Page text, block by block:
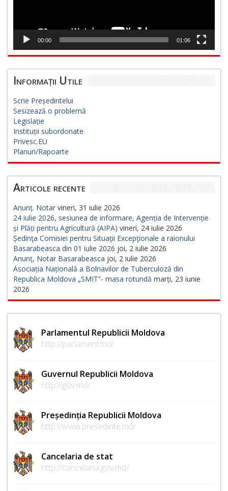
00:00 01:06
Informații Utile
Scrie Președintelui
Sesizează o problemă
Legislație
Instituții subordonate
Privesc.EU
Planuri/Rapoarte
Articole recente
Anunț. Notar vineri, 31 iulie 2026
24 iulie 2026, sesiunea de informare, Agenția de Intervenție
și Plăți pentru Agricultură (AIPA) vineri, 24 iulie 2026
Ședinţa Comisiei pentru Situaţii Excepţionale a raionului
Basarabeasca din 01 iulie 2026 joi, 2 iulie 2026
Anunț, Notar Basarabeasca joi, 2 iulie 2026
Asociația Națională a Bolnavilor de Tuberculoză din
Republica Moldova „SMIT”- masa rotundă marți, 23 iunie
2026
Parlamentul Republicii Moldova
http://parlament.md/
Guvernul Republicii Moldova
http://gov.md/
Președinția Republicii Moldova
http://www.presedinte.md/
Cancelaria de stat
http://cancelaria.gov.md/